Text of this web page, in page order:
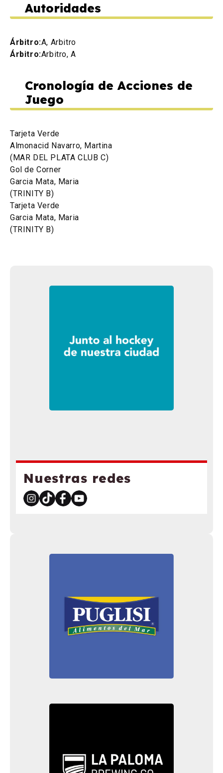
Nuestras redes
Autoridades
Árbitro:A, Arbitro
Árbitro:Arbitro, A
Cronología de Acciones de
Juego
Tarjeta Verde
Almonacid Navarro, Martina
(MAR DEL PLATA CLUB C)
Gol de Corner
Garcia Mata, Maria
(TRINITY B)
Tarjeta Verde
Garcia Mata, Maria
(TRINITY B)